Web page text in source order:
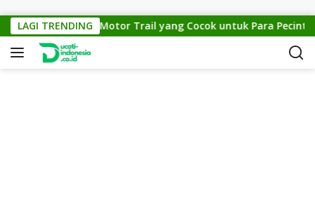
LAGI TRENDING
KTM Cross 150: Motor Trail yang Cocok untuk Para Pecinta